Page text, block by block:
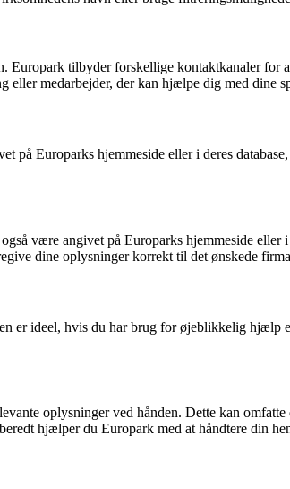
Europark tilbyder forskellige kontaktkanaler
medarbejder, der kan hjælpe dig med dine
Europarks hjemmeside eller i deres
være angivet på Europarks hjemmeside eller
dine oplysninger korrekt til det ønskede
er ideel, hvis du har brug for øjeblikkelig hjælp
oplysninger ved hånden. Dette kan
hjælper du Europark med at håndtere din